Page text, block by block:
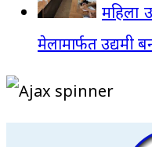
महिला
मेलामार्फत उद्यमी